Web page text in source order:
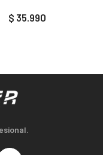
$ 35.990